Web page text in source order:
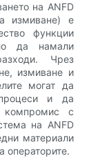
на ANFD
измиване) е
функции
да намали
Чрез
измиване и
могат да
процеси и да
компромис с
на ANFD
материали
операторите.